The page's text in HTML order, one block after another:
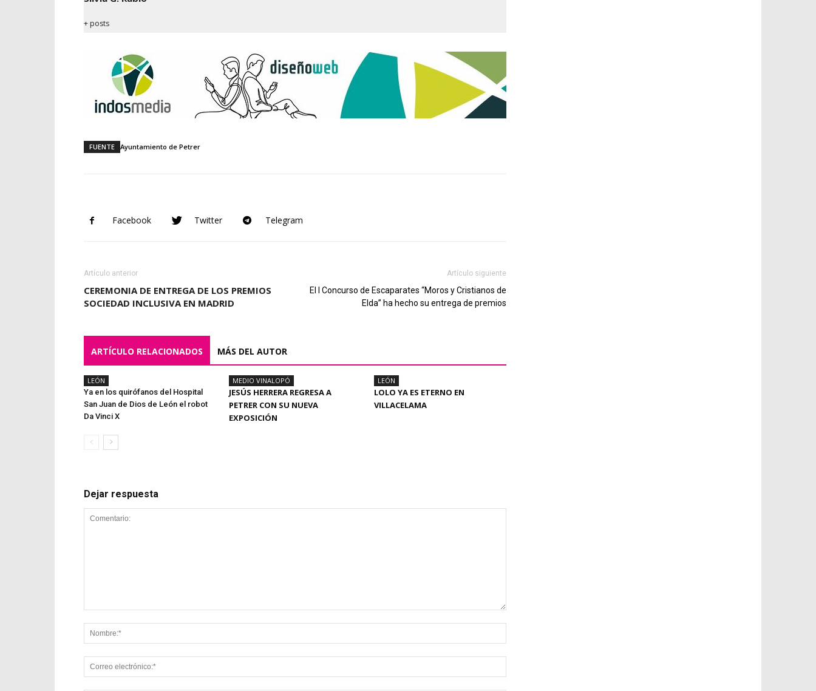
+ posts
FUENTE Ayuntamiento de Petrer
Facebook Twitter Telegram
Artículo anterior
CEREMONIA DE ENTREGA DE LOS PREMIOS
SOCIEDAD INCLUSIVA EN MADRID
Artículo siguiente
El I Concurso de Escaparates “Moros y Cristianos de
Elda” ha hecho su entrega de premios
ARTÍCULO RELACIONADOS MÁS DEL AUTOR
LEÓN
Ya en los quirófanos del Hospital
San Juan de Dios de León el robot
Da Vinci X
MEDIO VINALOPÓ
JESÚS HERRERA REGRESA A
PETRER CON SU NUEVA
EXPOSICIÓN
LEÓN
LOLO YA ES ETERNO EN
VILLACELAMA
Dejar respuesta